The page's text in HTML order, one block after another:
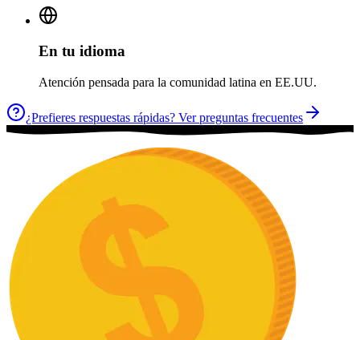
En tu idioma
Atención pensada para la comunidad latina en EE.UU.
¿Prefieres respuestas rápidas? Ver preguntas frecuentes